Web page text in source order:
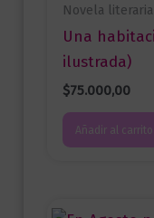
Novela literaria
Una
ilustrada)
$75.000,00
Añadir al carrito